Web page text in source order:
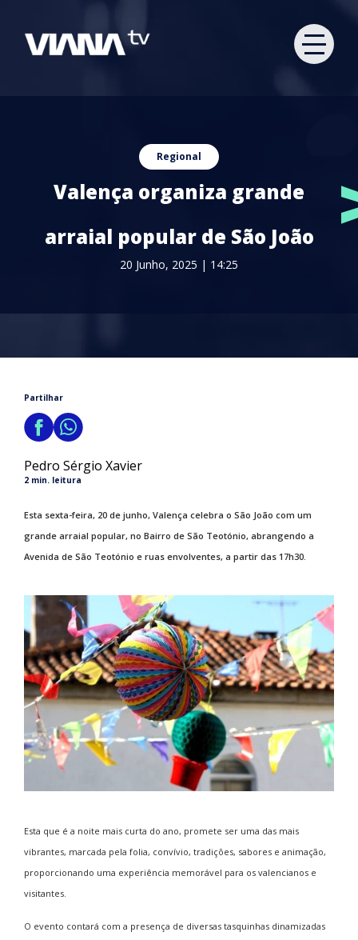
Regional
Valença organiza grande
arraial popular de São João
20 Junho, 2025 | 14:25
Partilhar
Pedro Sérgio Xavier
2 min. leitura
Esta sexta-feira, 20 de junho, Valença celebra o São João com um
grande arraial popular, no Bairro de São Teotónio, abrangendo a
Avenida de São Teotónio e ruas envolventes, a partir das 17h30.
Esta que é a noite mais curta do ano, promete ser uma das mais
vibrantes, marcada pela folia, convívio, tradições, sabores e animação,
proporcionando uma experiência memorável para os valencianos e
visitantes.
O evento contará com a presença de diversas tasquinhas dinamizadas